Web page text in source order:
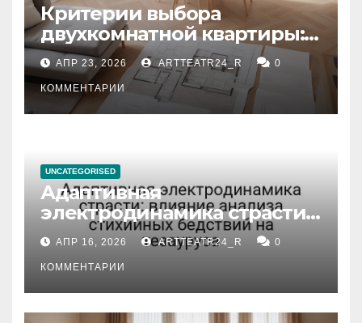
Критерии выбора
двухкомнатной квартиры:
планировка, площадь,
состояние и документация
АПР 23, 2026 ARTTEATR24_R 0
КОММЕНТАРИИ
UNCATEGORISED
Адаптивная
электродинамика страсти:
влияние анализа
стихийных бедствий на
тезауруса
АПР 16, 2026 ARTTEATR24_R 0
КОММЕНТАРИИ